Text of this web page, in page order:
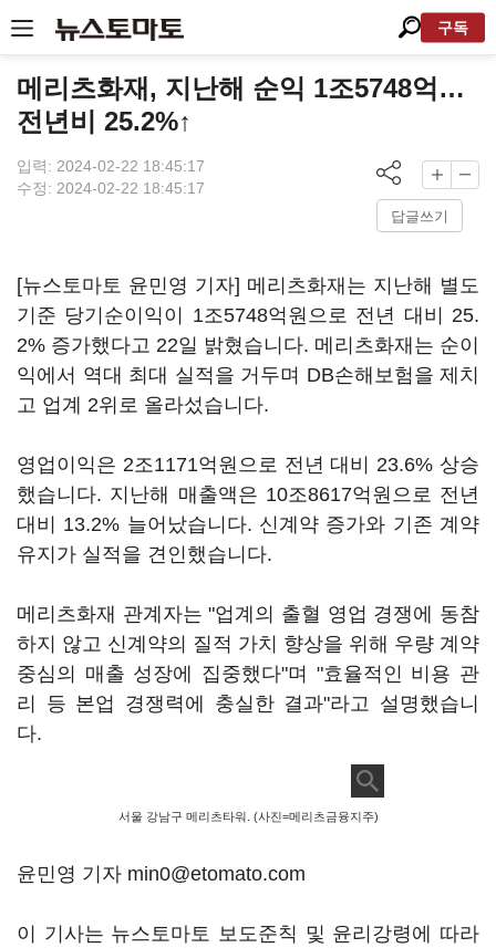
구독
메리츠화재, 지난해 순익 1조5748억…
전년비 25.2%↑
입력: 2024-02-22 18:45:17
수정: 2024-02-22 18:45:17
답글쓰기
[뉴스토마토 윤민영 기자] 메리츠화재는 지난해 별도
기준 당기순이익이 1조5748억원으로 전년 대비 25.
2% 증가했다고 22일 밝혔습니다. 메리츠화재는 순이
익에서 역대 최대 실적을 거두며 DB손해보험을 제치
고 업계 2위로 올라섰습니다.
영업이익은 2조1171억원으로 전년 대비 23.6% 상승
했습니다. 지난해 매출액은 10조8617억원으로 전년
대비 13.2% 늘어났습니다. 신계약 증가와 기존 계약
유지가 실적을 견인했습니다.
메리츠화재 관계자는 "업계의 출혈 영업 경쟁에 동참
하지 않고 신계약의 질적 가치 향상을 위해 우량 계약
중심의 매출 성장에 집중했다"며 "효율적인 비용 관
리 등 본업 경쟁력에 충실한 결과"라고 설명했습니
다.
서울 강남구 메리츠타워. (사진=메리츠금융지주)
윤민영 기자 min0@etomato.com
이 기사는 뉴스토마토 보도준칙 및 윤리강령에 따라